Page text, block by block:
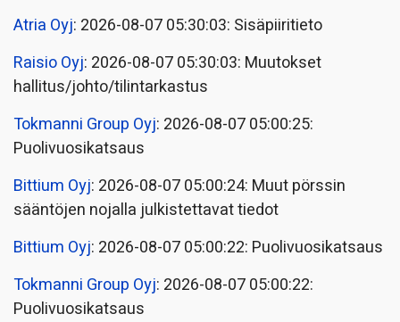
Atria Oyj: 2026-08-07 05:30:03: Sisäpiiritieto
Raisio Oyj: 2026-08-07 05:30:03: Muutokset
hallitus/johto/tilintarkastus
Tokmanni Group Oyj: 2026-08-07 05:00:25:
Puolivuosikatsaus
Bittium Oyj: 2026-08-07 05:00:24: Muut pörssin
sääntöjen nojalla julkistettavat tiedot
Bittium Oyj: 2026-08-07 05:00:22: Puolivuosikatsaus
Tokmanni Group Oyj: 2026-08-07 05:00:22:
Puolivuosikatsaus